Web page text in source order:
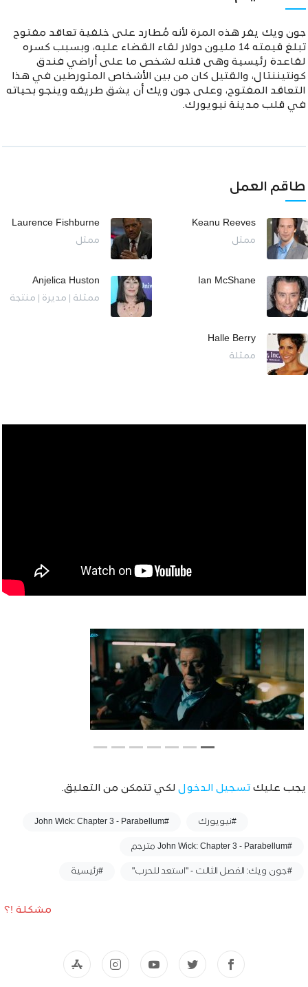
جون ويك يفر هذه المرة ﻷنه مُطارد على خلفية تعاقد مفتوح
تبلغ قيمته 14 مليون دولار لقاء القضاء عليه، وبسبب كسره
لقاعدة رئيسية وهى قتله لشخص ما على أراضي فندق
كونتيننتال، والقتيل كان من بين اﻷشخاص المتورطين في هذا
التعاقد المفتوح، وعلى جون ويك أن يشق طريقه وينجو بحياته
في قلب مدينة نيويورك.
طاقم العمل
Keanu Reeves
ممثل
Laurence Fishburne
ممثل
Ian McShane
Anjelica Huston
ممثلة | مديرة | منتجة
Halle Berry
ممثلة
يجب عليك تسجيل الدخول لكي تتمكن من التعليق.
#نيويورك #John Wick: Chapter 3 - Parabellum
#John Wick: Chapter 3 - Parabellum مترجم
#جون ويك: الفصل الثالث - "استعد للحرب" #رئيسية
مشكلة !؟